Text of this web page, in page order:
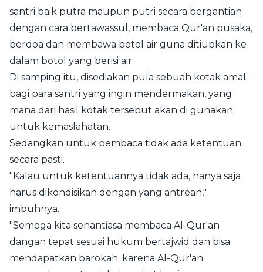
santri baik putra maupun putri secara bergantian
dengan cara bertawassul, membaca Qur'an pusaka,
berdoa dan membawa botol air guna ditiupkan ke
dalam botol yang berisi air.
Di samping itu, disediakan pula sebuah kotak amal
bagi para santri yang ingin mendermakan, yang
mana dari hasil kotak tersebut akan di gunakan
untuk kemaslahatan.
Sedangkan untuk pembaca tidak ada ketentuan
secara pasti.
"Kalau untuk ketentuannya tidak ada, hanya saja
harus dikondisikan dengan yang antrean,"
imbuhnya.
"Semoga kita senantiasa membaca Al-Qur'an
dangan tepat sesuai hukum bertajwid dan bisa
mendapatkan barokah. karena Al-Qur'an